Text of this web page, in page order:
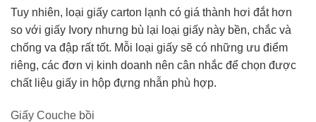
Tuy nhiên, loại giấy carton lạnh có giá thành hơi đắt hơn
so với giấy Ivory nhưng bù lại loại giấy này bền, chắc và
chống va đập rất tốt. Mỗi loại giấy sẽ có những ưu điểm
riêng, các đơn vị kinh doanh nên cân nhắc để chọn được
chất liệu giấy in hộp đựng nhẫn phù hợp.
Giấy Couche bồi